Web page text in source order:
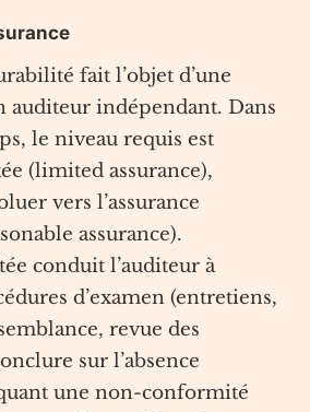
fait l’objet d’une
auditeur indépendant. Dans
le niveau requis est
(limited assurance),
vers l’assurance
assurance).
conduit l’auditeur à
d’examen (entretiens,
revue des
sur l’absence
une non-conformité